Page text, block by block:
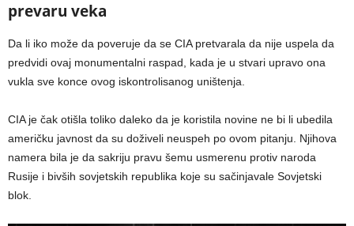
prevaru veka
Da li iko može da poveruje da se CIA pretvarala da nije uspela da
predvidi ovaj monumentalni raspad, kada je u stvari upravo ona
vukla sve konce ovog iskontrolisanog uništenja.
CIA je čak otišla toliko daleko da je koristila novine ne bi li ubedila
američku javnost da su doživeli neuspeh po ovom pitanju. Njihova
namera bila je da sakriju pravu šemu usmerenu protiv naroda
Rusije i bivših sovjetskih republika koje su sačinjavale Sovjetski
blok.